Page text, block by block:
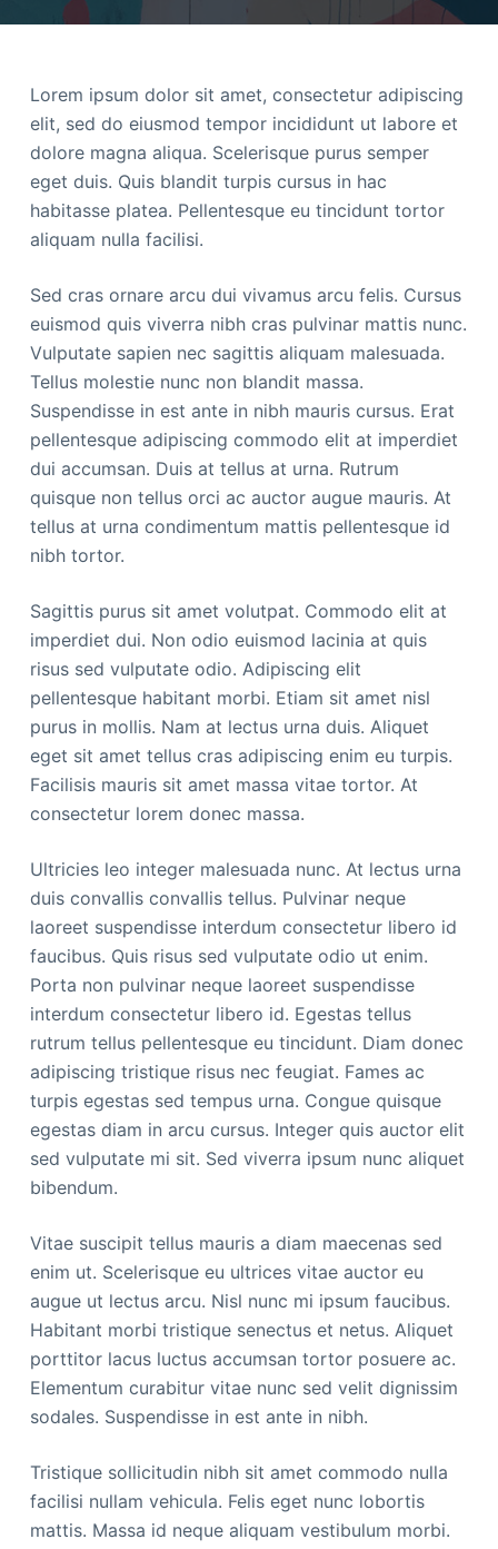
Lorem ipsum dolor sit amet, consectetur adipiscing
elit, sed do eiusmod tempor incididunt ut labore et
dolore magna aliqua. Scelerisque purus semper
eget duis. Quis blandit turpis cursus in hac
habitasse platea. Pellentesque eu tincidunt tortor
aliquam nulla facilisi.
Sed cras ornare arcu dui vivamus arcu felis. Cursus
euismod quis viverra nibh cras pulvinar mattis nunc.
Vulputate sapien nec sagittis aliquam malesuada.
Tellus molestie nunc non blandit massa.
Suspendisse in est ante in nibh mauris cursus. Erat
pellentesque adipiscing commodo elit at imperdiet
dui accumsan. Duis at tellus at urna. Rutrum
quisque non tellus orci ac auctor augue mauris. At
tellus at urna condimentum mattis pellentesque id
nibh tortor.
Sagittis purus sit amet volutpat. Commodo elit at
imperdiet dui. Non odio euismod lacinia at quis
risus sed vulputate odio. Adipiscing elit
pellentesque habitant morbi. Etiam sit amet nisl
purus in mollis. Nam at lectus urna duis. Aliquet
eget sit amet tellus cras adipiscing enim eu turpis.
Facilisis mauris sit amet massa vitae tortor. At
consectetur lorem donec massa.
Ultricies leo integer malesuada nunc. At lectus urna
duis convallis convallis tellus. Pulvinar neque
laoreet suspendisse interdum consectetur libero id
faucibus. Quis risus sed vulputate odio ut enim.
Porta non pulvinar neque laoreet suspendisse
interdum consectetur libero id. Egestas tellus
rutrum tellus pellentesque eu tincidunt. Diam donec
adipiscing tristique risus nec feugiat. Fames ac
turpis egestas sed tempus urna. Congue quisque
egestas diam in arcu cursus. Integer quis auctor elit
sed vulputate mi sit. Sed viverra ipsum nunc aliquet
bibendum.
Vitae suscipit tellus mauris a diam maecenas sed
enim ut. Scelerisque eu ultrices vitae auctor eu
augue ut lectus arcu. Nisl nunc mi ipsum faucibus.
Habitant morbi tristique senectus et netus. Aliquet
porttitor lacus luctus accumsan tortor posuere ac.
Elementum curabitur vitae nunc sed velit dignissim
sodales. Suspendisse in est ante in nibh.
Tristique sollicitudin nibh sit amet commodo nulla
facilisi nullam vehicula. Felis eget nunc lobortis
mattis. Massa id neque aliquam vestibulum morbi.